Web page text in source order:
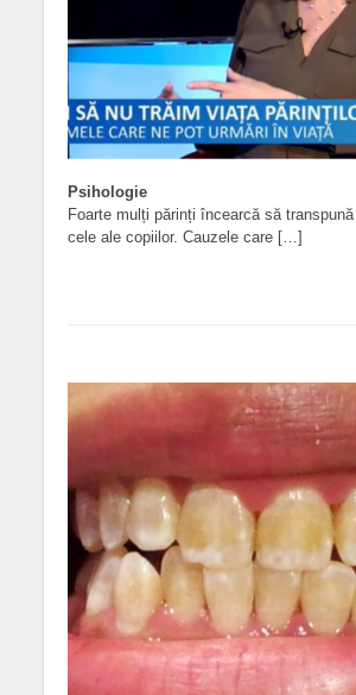
Psihologie
Foarte mulți părinți încearcă să
cele ale copiilor. Cauzele care […]